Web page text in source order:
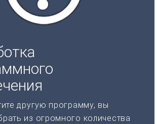
другую программу, вы
из огромного количества